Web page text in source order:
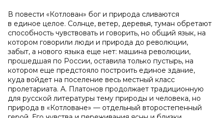
В повести «Котлован» бог и природа сливаются
в единое целое. Солнце, ветер, деревья, туман обретают
способность чувствовать и говорить, но общий язык, на
котором говорили люди и природа до революции,
забыт, а нового языка еще нет: машина революции,
прошедшая по России, оставила только пустырь, на
котором еще предстояло построить единое здание,
куда войдет на поселение весь местный класс
пролетариата. А. Платонов продолжает традиционную
для русской литературы тему природы и человека, но
природа в «Котловане» — отдельный второстепенный